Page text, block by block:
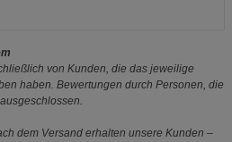
von Kunden, die das jeweilige
haben. Bewertungen durch Personen, die
dem Versand erhalten unsere Kunden –